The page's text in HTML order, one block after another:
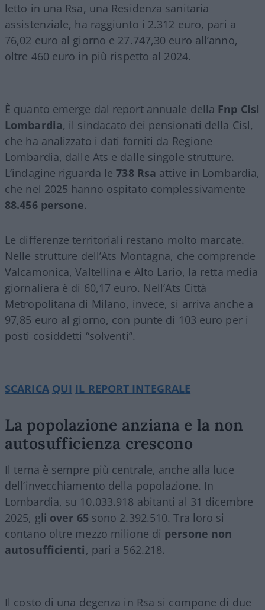
letto in una Rsa, una Residenza sanitaria
assistenziale, ha raggiunto i 2.312 euro, pari a
76,02 euro al giorno e 27.747,30 euro all’anno,
oltre 460 euro in più rispetto al 2024.
È quanto emerge dal report annuale della Fnp Cisl
Lombardia, il sindacato dei pensionati della Cisl,
che ha analizzato i dati forniti da Regione
Lombardia, dalle Ats e dalle singole strutture.
L’indagine riguarda le738 Rsa attive in Lombardia,
che nel 2025 hanno ospitato complessivamente
88.456 persone.
Le differenze territoriali restano molto marcate.
Nelle strutture dell’Ats Montagna, che comprende
Valcamonica, Valtellina e Alto Lario, la retta media
giornaliera è di 60,17 euro. Nell’Ats Città
Metropolitana di Milano, invece, si arriva anche a
97,85 euro al giorno, con punte di 103 euro per i
posti cosiddetti “solventi”.
SCARICA QUI IL REPORT INTEGRALE
La popolazione anziana e la non
autosufficienza crescono
Il tema è sempre più centrale, anche alla luce
dell’invecchiamento della popolazione. In
Lombardia, su 10.033.918 abitanti al 31 dicembre
2025, gli over 65 sono 2.392.510. Tra loro si
contano oltre mezzo milione di persone non
autosufficienti, pari a 562.218.
Il costo di una degenza in Rsa si compone di due